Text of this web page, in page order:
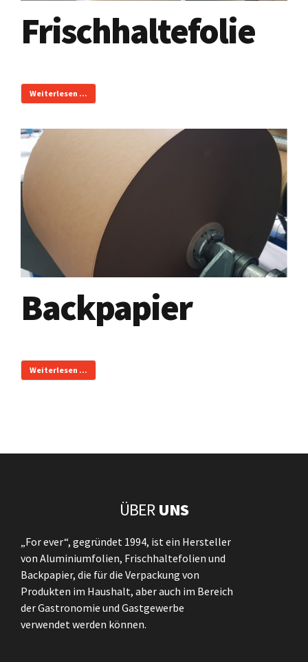
Frischhaltefolie
Weiterlesen ...
Backpapier
Weiterlesen ...
ÜBERUNS
„For ever“, gegründet 1994, ist ein Hersteller
von Aluminiumfolien, Frischhaltefolien und
Backpapier, die für die Verpackung von
Produkten im Haushalt, aber auch im Bereich
der Gastronomie und Gastgewerbe
verwendet werden können.